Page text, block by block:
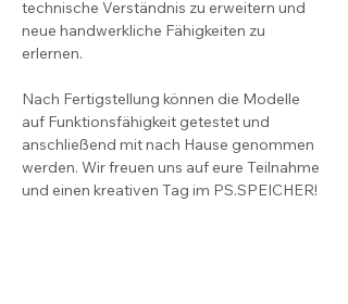
technische Verständnis zu erweitern und
neue handwerkliche Fähigkeiten zu
erlernen.
Nach Fertigstellung können die Modelle
auf Funktionsfähigkeit getestet und
anschließend mit nach Hause genommen
werden. Wir freuen uns auf eure Teilnahme
und einen kreativen Tag im PS.SPEICHER!